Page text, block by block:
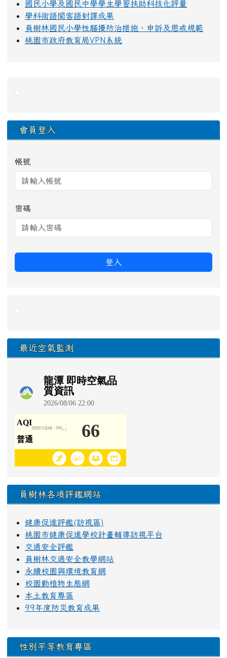
國民小學及國民中學學生學習扶助科技化評量
學科術語閩客語對譯成果
員樹林國民小學性騷擾防治措施、申訴及懲戒規範
桃園市政府教育局VPN系統
會員登入
帳號
密碼
登入
最近空氣監測
員樹林各項評鑑網站
健康促進評鑑(訪視區)
桃園市健康促進學校計畫輔導訪視平台
交通安全評鑑
員樹林交通安全教學網站
永續校園與環境教育網
校園動植物生態網
本土教育專區
99年度防災教育成果
性別平等教育專區